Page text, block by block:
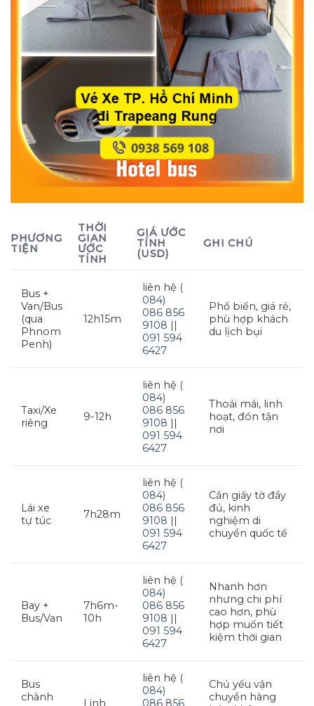
PHƯƠNG
TIỆN
THỜI
GIAN
ƯỚC
TÍNH
GIÁ ƯỚC
TÍNH
(USD)
GHI CHÚ
Bus +
Van/Bus
(qua
Phnom
Penh)
12h15m
liên hệ (
084)
086 856
9108 ||
091 594
6427
Phổ biến, giá rẻ,
phù hợp khách
du lịch bụi
Taxi/Xe
riêng
9-12h
liên hệ (
084)
086 856
9108 ||
091 594
6427
Thoải mái, linh
hoạt, đón tận
nơi
Lái xe
tự túc
7h28m
liên hệ (
084)
086 856
9108 ||
091 594
6427
Cần giấy tờ đầy
đủ, kinh
nghiệm di
chuyển quốc tế
Bay +
Bus/Van
7h6m-
10h
liên hệ (
084)
086 856
9108 ||
091 594
6427
Nhanh hơn
nhưng chi phí
cao hơn, phù
hợp muốn tiết
kiệm thời gian
Bus
chành
Linh
liên hệ (
084)
086 856
Chủ yếu vận
chuyển hàng